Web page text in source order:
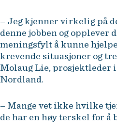
– Jeg kjenner virkelig på
denne jobben og opplever
meningsfylt å kunne
krevende situasjoner og
Molaug Lie, prosjektleder
Nordland.
– Mange vet ikke hvilke
de har en høy terskel for å